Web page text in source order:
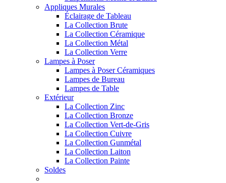
Appliques Murales
Éclairage de Tableau
La Collection Brute
La Collection Céramique
La Collection Métal
La Collection Verre
Lampes à Poser
Lampes à Poser Céramiques
Lampes de Bureau
Lampes de Table
Extérieur
La Collection Zinc
La Collection Bronze
La Collection Vert-de-Gris
La Collection Cuivre
La Collection Gunmétal
La Collection Laiton
La Collection Painte
Soldes